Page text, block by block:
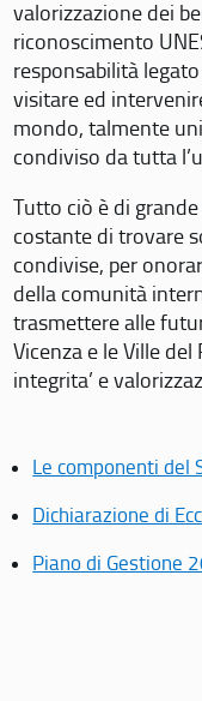
valorizzazione dei
riconoscimento
responsabilità
visitare ed
mondo, talmente
condiviso da tutta
Tutto ciò è di
costante di trovare
condivise, per
della comunità
trasmettere alle
Vicenza e le Ville
integrita’ e
Le componenti del
Dichiarazione di
Piano di Gestione